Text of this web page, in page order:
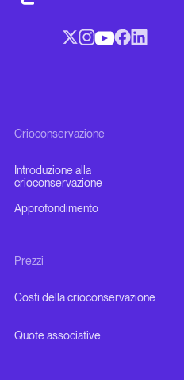
Crioconservazione
Introduzione alla
crioconservazione
Approfondimento
Prezzi
Costi della crioconservazione
Quote associative